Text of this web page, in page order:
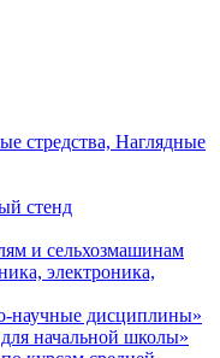
стредства, Наглядные
стенд
и сельхозмашинам
электроника,
научные дисциплины»
начальной школы»